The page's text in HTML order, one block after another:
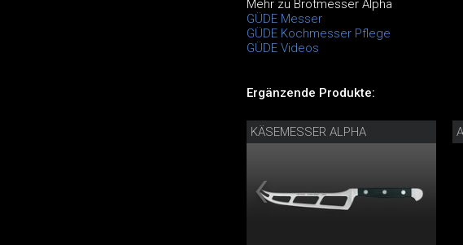
Mehr zu Brotmesser Alpha
GÜDE Messer
GÜDE Kochmesser Pflege
GÜDE Videos
Ergänzende Produkte:
KÄSEMESSER ALPHA